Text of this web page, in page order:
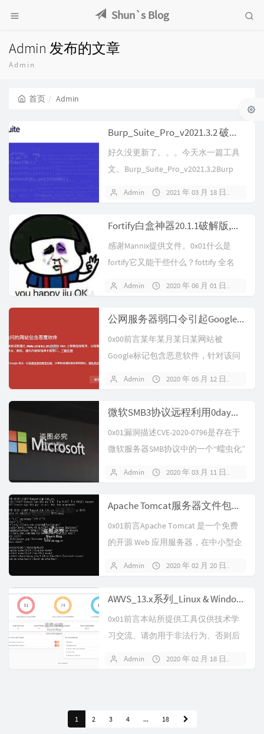
Shun`s Blog
Admin 发布的文章
Admin
首页 Admin
Burp_Suite_Pro_v2021.3.2 破解版
好久没更新了。。。今天水一篇工具
文。Burp_Suite_Pro_v2021.3.2Burp
Admin 2021 年 03 月 18 日
Fortify白盒神器20.1.1破解版,附license
感谢Mannix提供文件。0x01什么是
fortify它又能干些什么？fottify 全名
Admin 2020 年 06 月 01 日
公网服务器弱口令引起Google“注意”
0x00前言某年某月某日某网站被
Google标记包含恶意软件，针对该问
Admin 2020 年 05 月 12 日
微软SMB3协议远程利用0day漏洞 - CVE-2020-0796
0x01漏洞描述CVE-2020-0796是存在于
微软服务器SMB协议中的一个“蠕虫化”
Admin 2020 年 03 月 11 日
Apache Tomcat服务器文件包含漏洞附poc
0x01前言Apache Tomcat 是一个免费
的开源 Web 应用服务器，在中小型企
Admin 2020 年 02 月 20 日
AWVS_13.x系列_Linux & Windows完美破解版
0x01前言本站所提供工具仅供技术学
习交流、请勿用于非法行为、否则后
Admin 2020 年 02 月 18 日
1 2 3 4 ... 18